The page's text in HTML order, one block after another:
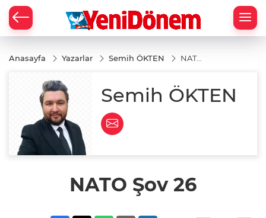
Anasayfa Yazarlar Semih ÖKTEN
NATO
Semih ÖKTEN
NATO Şov 26